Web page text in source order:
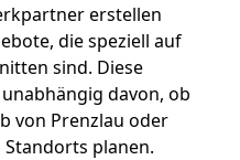
erstellen
die speziell auf
sind. Diese
davon, ob
von Prenzlau oder
planen.